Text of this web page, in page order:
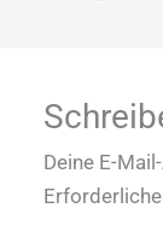
Deine E-